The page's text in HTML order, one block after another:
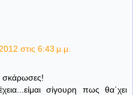
στις 6:43 μ.μ.
σκάρωσες!
σίγουρη πως θα΄χει